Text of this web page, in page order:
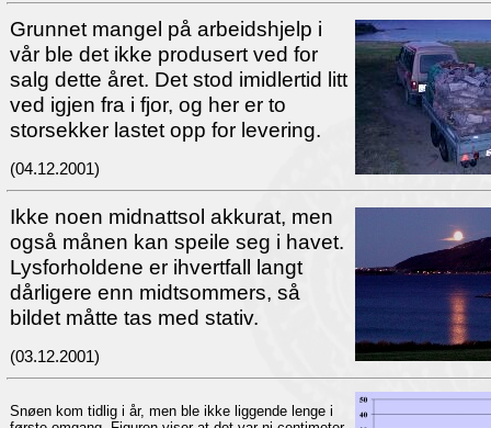
Grunnet mangel på arbeidshjelp i
vår ble det ikke produsert ved for
salg dette året. Det stod imidlertid litt
ved igjen fra i fjor, og her er to
storsekker lastet opp for levering.
(04.12.2001)
Ikke noen midnattsol akkurat, men
også månen kan speile seg i havet.
Lysforholdene er ihvertfall langt
dårligere enn midtsommers, så
bildet måtte tas med stativ.
(03.12.2001)
Snøen kom tidlig i år, men ble ikke liggende lenge i